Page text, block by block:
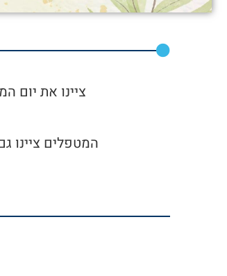
ציינו את יום
המטפלים ציינו